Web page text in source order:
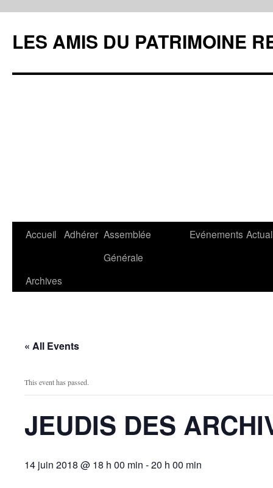
LES AMIS DU PATRIMOINE
Aller
contenu
Accueil Adhérer Assemblée
Générale
Evénements
Archives
« All Events
This event has passed.
JEUDIS DES
14 juin 2018 @ 18 h 00 min -20 h 00 min